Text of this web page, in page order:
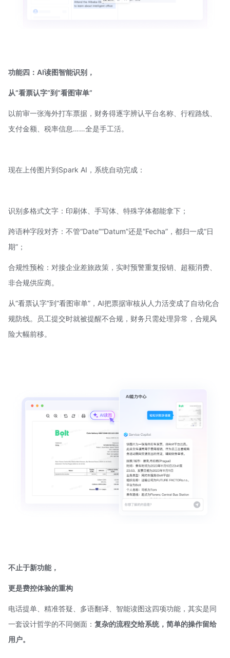
功能四：AI读图智能识别，
从“看票认字”到“看图审单”
以前审一张海外打车票据，财务得逐字辨认平台名称、行程路线、
支付金额、税率信息……全是手工活。
现在上传图片到Spark AI，系统自动完成：
识别多格式文字：印刷体、手写体、特殊字体都能拿下；
跨语种字段对齐：不管“Date”“Datum”还是“Fecha”，都归一成“日
期”；
合规性预检：对接企业差旅政策，实时预警重复报销、超额消费、
非合规供应商。
从“看票认字”到“看图审单”，AI把票据审核从人力活变成了自动化合
规防线。员工提交时就被提醒不合规，财务只需处理异常，合规风
险大幅前移。
不止于新功能，
更是费控体验的重构
电话提单、精准答疑、多语翻译、智能读图这四项功能，其实是同
一套设计哲学的不同侧面： 复杂的流程交给系统，简单的操作留给
用户。